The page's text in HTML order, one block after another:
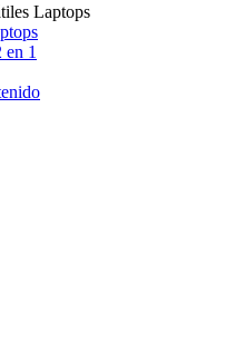
Laptops
1